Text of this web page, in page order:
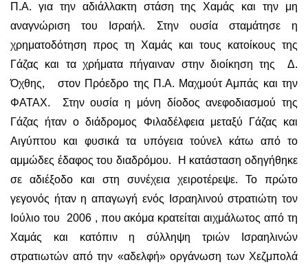
Π.Α. για την αδιάλλακτη στάση της Χαμάς και την μη
αναγνώριση του Ισραήλ. Στην ουσία σταμάτησε η
χρηματοδότηση προς τη Χαμάς και τους κατοίκους της
Γάζας και τα χρήματα πήγαιναν στην διοίκηση της Δ.
Όχθης, στον Πρόεδρο της Π.Α. Μαχμούτ Αμπάς και την
ΦΑΤΑΧ. Στην ουσία η μόνη δίοδος ανεφοδιασμού της
Γάζας ήταν ο διάδρομος Φιλαδέλφεια μεταξύ Γάζας και
Αιγύπτου και φυσικά τα υπόγεια τούνελ κάτω από το
αμμώδες έδαφος του διαδρόμου. Η κατάσταση οδηγήθηκε
σε αδιέξοδο και στη συνέχεια χειροτέρεψε. Το πρώτο
γεγονός ήταν η απαγωγή ενός Ισραηλινού στρατιώτη τον
Ιούλιο του 2006 , που ακόμα κρατείται αιχμάλωτος από τη
Χαμάς και κατόπιν η σύλληψη τριών Ισραηλινών
στρατιωτών από την «αδελφή» οργάνωση των Χεζμπολά